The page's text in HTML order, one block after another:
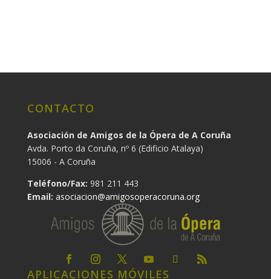
CONTACTO
Asociación de Amigos de la Ópera de A Coruña
Avda. Porto da Coruña, nº 6 (Edificio Atalaya)
15006 - A Coruña
Teléfono/Fax: 981 211 443
Email: asociacion@amigosoperacoruna.org
APLICACIONES MÓVILES